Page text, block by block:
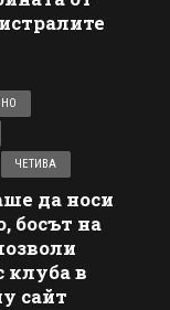
ЧЕТИВА
да носи
босът на
клуба в
сайт